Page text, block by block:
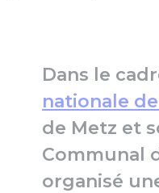
Dans le
nationale
de Metz et
Communal
organisé